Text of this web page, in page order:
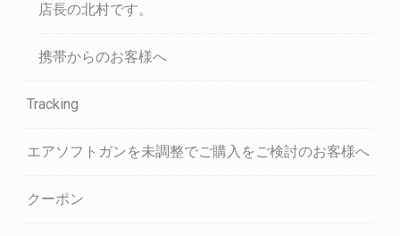
店長の北村です。
携帯からのお客様へ
Tracking
エアソフトガンを未調整でご購入をご検討のお客様へ
クーポン